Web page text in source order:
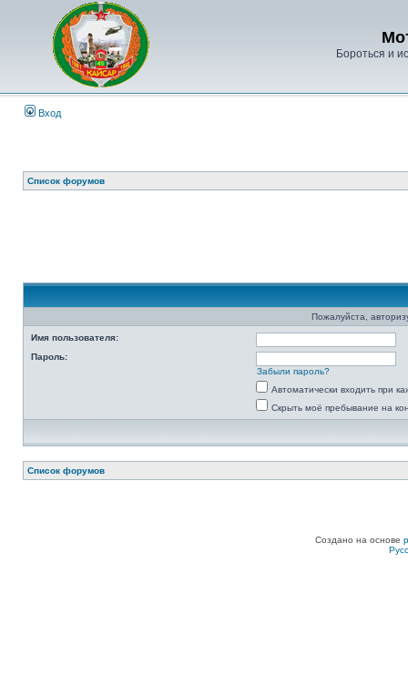
Бороться и
Вход
Список форумов
Пожалуйста,
Имя пользователя:
Пароль:
Забыли пароль?
Автоматически входить при
Скрыть моё пребывание на
Список форумов
Создано на основе